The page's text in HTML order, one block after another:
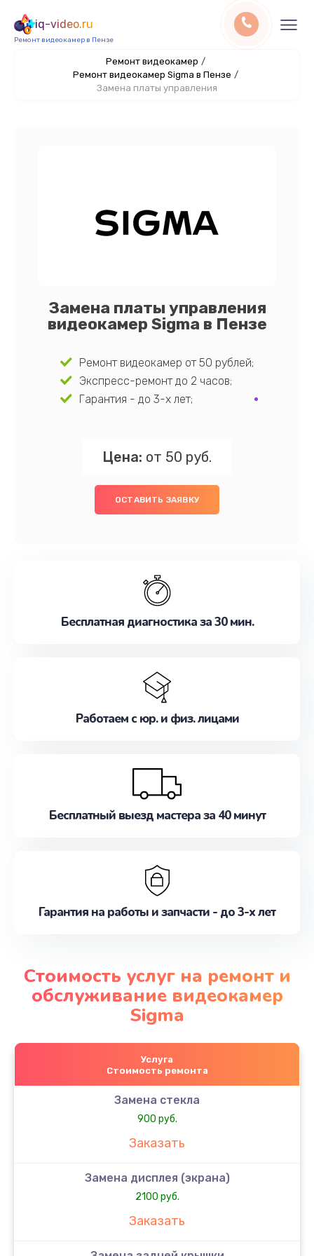
iq-video.ru
Ремонт видеокамер в Пензе
Ремонт видеокамер /
Ремонт видеокамер Sigma в Пензе /
Замена платы управления
Замена платы управления
видеокамер Sigma в Пензе
Ремонт видеокамер от 50 рублей;
Экспресс-ремонт до 2 часов;
Гарантия - до 3-х лет;
Цена: от 50 руб.
ОСТАВИТЬ ЗАЯВКУ
Бесплатная диагностика за 30 мин.
Работаем с юр. и физ. лицами
Бесплатный выезд мастера за 40 минут
Гарантия на работы и запчасти - до 3-х лет
Стоимость услуг на ремонт и
обслуживание видеокамер
Sigma
Услуга
Стоимость ремонта
Замена стекла
900 руб.
Заказать
Замена дисплея (экрана)
2100 руб.
Заказать